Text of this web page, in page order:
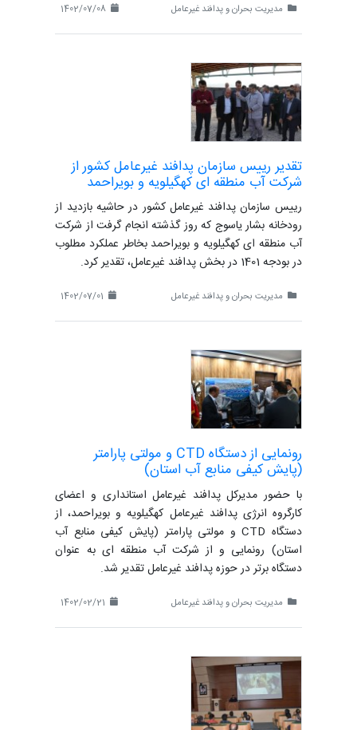
مدیریت بحران و پدافند غیرعامل
تقدیر رییس سازمان پدافند غیرعامل کشور از
شرکت آب منطقه ای کهگیلویه و بویراحمد
رییس سازمان پدافند غیرعامل کشور در حاشیه بازدید از
رودخانه بشار یاسوج که روز گذشته انجام گرفت از شرکت
آب منطقه ای کهگیلویه و بویراحمد بخاطر عملکرد مطلوب
در بودجه 1401 در بخش پدافند غیرعامل، تقدیر کرد.
مدیریت بحران و پدافند غیرعامل
رونمایی از دستگاه CTD و مولتی پارامتر
(پایش کیفی منابع آب استان)
با حضور مدیرکل پدافند غیرعامل استانداری و اعضای
کارگروه انرژی پدافند غیرعامل کهگیلویه و بویراحمد، از
دستگاه CTD و مولتی پارامتر (پایش کیفی منابع آب
استان) رونمایی و از شرکت آب منطقه ای به عنوان
دستگاه برتر در حوزه پدافند غیرعامل تقدیر شد.
مدیریت بحران و پدافند غیرعامل